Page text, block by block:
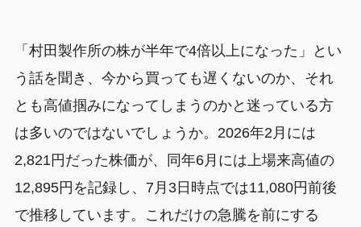
「村田製作所の株が半年で4倍以上になった」とい
う話を聞き、今から買っても遅くないのか、それ
とも高値掴みになってしまうのかと迷っている方
は多いのではないでしょうか。2026年2月には
2,821円だった株価が、同年6月には上場来高値の
12,895円を記録し、7月3日時点では11,080円前後
で推移しています。これだけの急騰を前にする